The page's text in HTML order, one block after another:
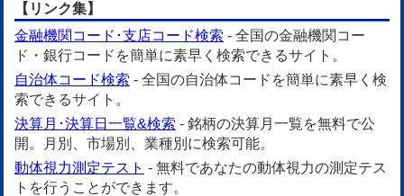
【リンク集】
金融機関コード･支店コード検索 - 全国の金融機関コー
ド・銀行コードを簡単に素早く検索できるサイト。
自治体コード検索 - 全国の自治体コードを簡単に素早く検
索できるサイト。
決算月･決算日一覧&検索 - 銘柄の決算月一覧を無料で公
開。月別、市場別、業種別に検索可能。
動体視力測定テスト - 無料であなたの動体視力の測定テス
トを行うことができます。